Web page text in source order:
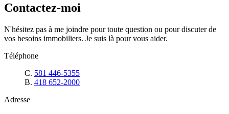
Contactez-moi
N'hésitez pas à me joindre pour toute question ou pour discuter de
vos besoins immobiliers. Je suis là pour vous aider.
Téléphone
C. 581 446-5355
B. 418 652-2000
Adresse